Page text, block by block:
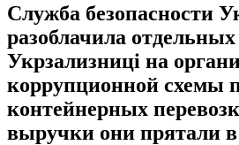
Служба безопасности
разоблачила
Укрзализниці на
коррупционной схемы
контейнерных
выручки они прятали в